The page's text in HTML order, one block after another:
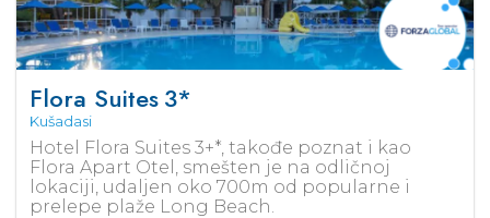
Flora Suites3*
Kušadasi
Hotel Flora Suites 3+*, takođe poznat i kao
Flora Apart Otel, smešten je na odličnoj
lokaciji, udaljen oko 700m od popularne i
prelepe plaže Long Beach.